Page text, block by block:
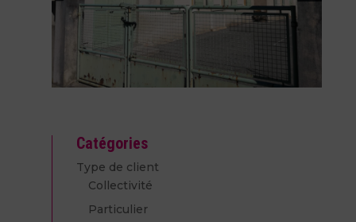
Catégories
Type de client
Collectivité
Particulier